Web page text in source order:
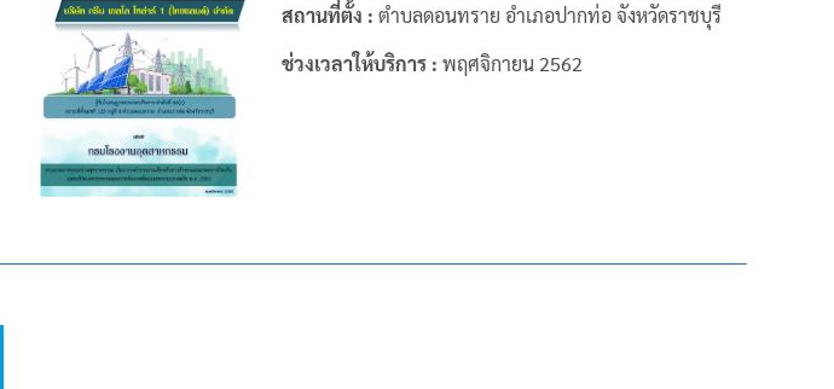
สถานที่ตั้ง : ตำบลดอนทราย อำเภอปากท่อ จังหวัดราชบุรี
ช่วงเวลาให้บริการ : พฤศจิกายน 2562